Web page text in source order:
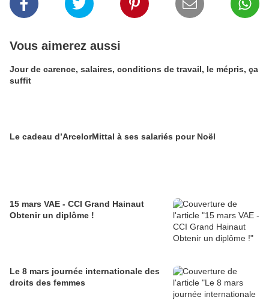
Vous aimerez aussi
Jour de carence, salaires, conditions de travail, le mépris, ça
suffit
Le cadeau d’ArcelorMittal à ses salariés pour Noël
15 mars VAE - CCI Grand Hainaut
Obtenir un diplôme !
Le 8 mars journée internationale des
droits des femmes